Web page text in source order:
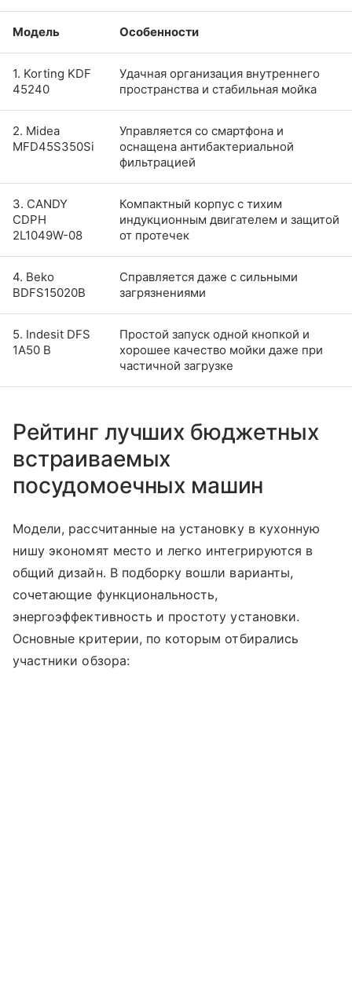
Модель Особенности
1. Korting KDF
45240
Удачная организация внутреннего
пространства и стабильная мойка
2. Midea
MFD45S350Si
Управляется со смартфона и
оснащена антибактериальной
фильтрацией
3. CANDY
CDPH
2L1049W-08
Компактный корпус с тихим
индукционным двигателем и защитой
от протечек
4. Beko
BDFS15020B
Справляется даже с сильными
загрязнениями
5. Indesit DFS
1A50 B
Простой запуск одной кнопкой и
хорошее качество мойки даже при
частичной загрузке
Рейтинг лучших бюджетных
встраиваемых
посудомоечных машин
Модели, рассчитанные на установку в кухонную
нишу экономят место и легко интегрируются в
общий дизайн. В подборку вошли варианты,
сочетающие функциональность,
энергоэффективность и простоту установки.
Основные критерии, по которым отбирались
участники обзора: